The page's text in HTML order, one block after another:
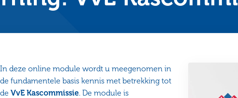
In deze online module wordt u meegenomen in
de fundamentele basis kennis met betrekking tot
de VvE Kascommissie. De module is